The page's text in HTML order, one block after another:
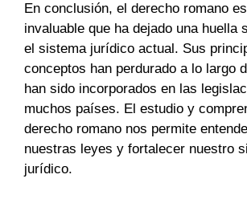
En conclusión, el derecho romano
invaluable que ha dejado una huella
el sistema jurídico actual. Sus
conceptos han perdurado a lo largo
han sido incorporados en las
muchos países. El estudio y
derecho romano nos permite
nuestras leyes y fortalecer nuestro
jurídico.